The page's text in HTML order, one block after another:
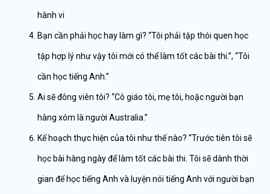
hành vi
Bạn cần phải học hay làm gì? “Tôi phải tập thói quen học
tập hợp lý như vậy tôi mới có thể làm tốt các bài thi.”, “Tôi
cần học tiếng Anh.”
Ai sẽ đông viên tôi? “Cô giáo tôi, mẹ tôi, hoặc người bạn
hàng xóm là người Australia.”
Kế hoạch thực hiện của tôi như thế nào? “Trước tiên tôi sẽ
học bài hàng ngày để làm tốt các bài thi. Tôi sẽ dành thời
gian để học tiếng Anh và luyện nói tiếng Anh với người bạn